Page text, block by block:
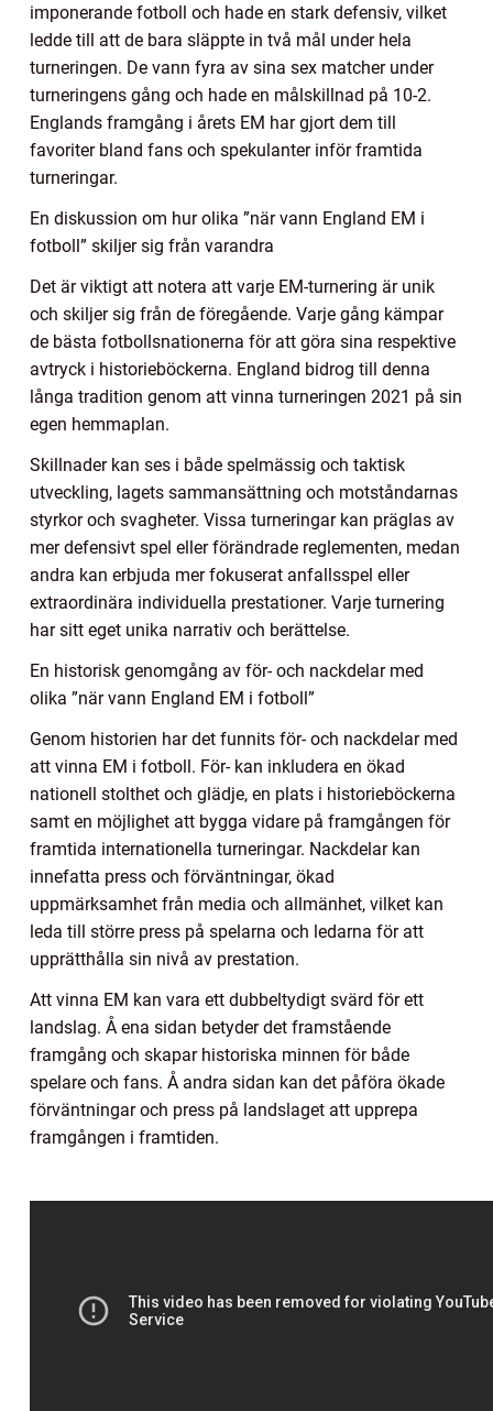
imponerande fotboll och hade en stark defensiv, vilket
ledde till att de bara släppte in två mål under hela
turneringen. De vann fyra av sina sex matcher under
turneringens gång och hade en målskillnad på 10-2.
Englands framgång i årets EM har gjort dem till
favoriter bland fans och spekulanter inför framtida
turneringar.
En diskussion om hur olika ”när vann England EM i
fotboll” skiljer sig från varandra
Det är viktigt att notera att varje EM-turnering är unik
och skiljer sig från de föregående. Varje gång kämpar
de bästa fotbollsnationerna för att göra sina respektive
avtryck i historieböckerna. England bidrog till denna
långa tradition genom att vinna turneringen 2021 på sin
egen hemmaplan.
Skillnader kan ses i både spelmässig och taktisk
utveckling, lagets sammansättning och motståndarnas
styrkor och svagheter. Vissa turneringar kan präglas av
mer defensivt spel eller förändrade reglementen, medan
andra kan erbjuda mer fokuserat anfallsspel eller
extraordinära individuella prestationer. Varje turnering
har sitt eget unika narrativ och berättelse.
En historisk genomgång av för- och nackdelar med
olika ”när vann England EM i fotboll”
Genom historien har det funnits för- och nackdelar med
att vinna EM i fotboll. För- kan inkludera en ökad
nationell stolthet och glädje, en plats i historieböckerna
samt en möjlighet att bygga vidare på framgången för
framtida internationella turneringar. Nackdelar kan
innefatta press och förväntningar, ökad
uppmärksamhet från media och allmänhet, vilket kan
leda till större press på spelarna och ledarna för att
upprätthålla sin nivå av prestation.
Att vinna EM kan vara ett dubbeltydigt svärd för ett
landslag. Å ena sidan betyder det framstående
framgång och skapar historiska minnen för både
spelare och fans. Å andra sidan kan det påföra ökade
förväntningar och press på landslaget att upprepa
framgången i framtiden.